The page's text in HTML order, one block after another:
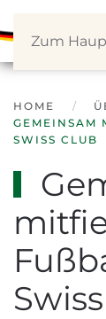
Zum
HOME
GEMEINSAM
WISS CLUB